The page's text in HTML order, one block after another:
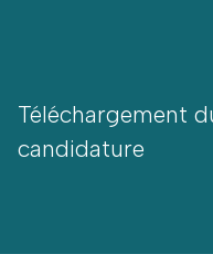
Téléchargement
candidature